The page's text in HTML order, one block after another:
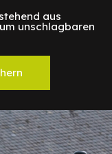
aus
unschlagbaren